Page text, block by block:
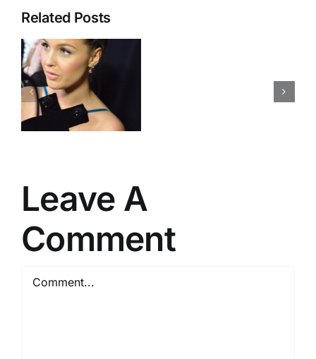
Related Posts
Symptome
Leave A
Comment
Comment